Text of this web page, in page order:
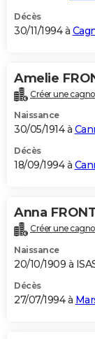
Décès
30/11/1994 à
Amelie
Créer une
Naissance
30/05/1914 à
Décès
18/09/1994 à
Anna
Créer une
Naissance
20/10/1909 à
Décès
27/07/1994 à